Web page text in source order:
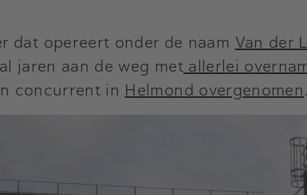
dat opereert onder de naam Van der
jaren aan de weg metallerlei
concurrent in Helmond overgenomen.